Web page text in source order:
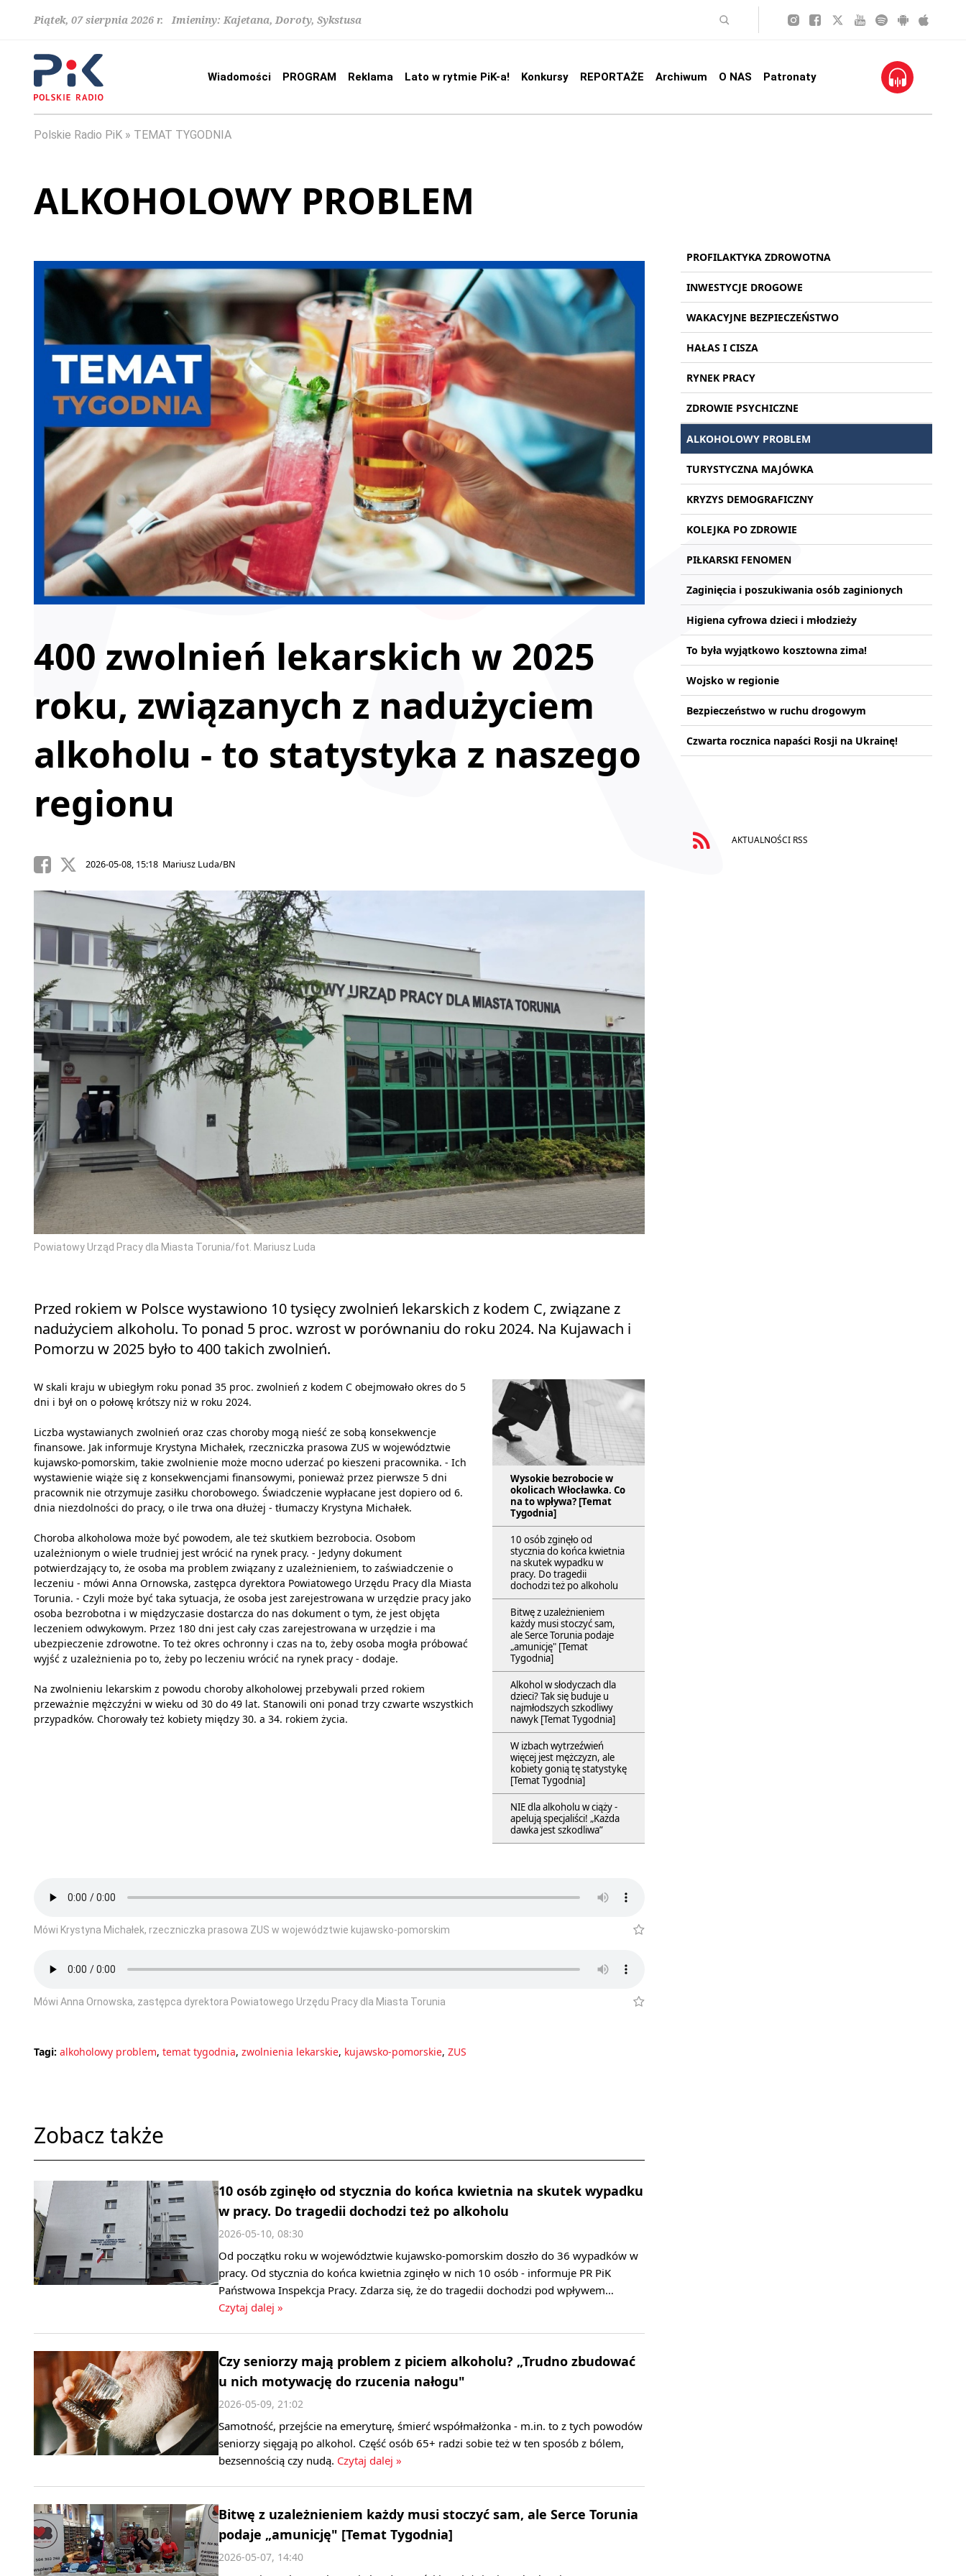
Piątek, 07 sierpnia 2026 r. Imieniny: Kajetana, Doroty, Sykstusa
Wiadomości PROGRAM Reklama Lato w rytmie PiK-a! Konkursy REPORTAŻE Archiwum O NAS Patronaty
Polskie Radio PiK TEMAT TYGODNIA
ALKOHOLOWY PROBLEM
400 zwolnień lekarskich w 2025
roku, związanych z nadużyciem
alkoholu - to statystyka z naszego
regionu
2026-05-08, 15:18 Mariusz Luda/BN
Powiatowy Urząd Pracy dla Miasta Torunia/fot. Mariusz Luda
Przed rokiem w Polsce wystawiono 10 tysięcy zwolnień lekarskich z kodem C, związane z
nadużyciem alkoholu. To ponad 5 proc. wzrost w porównaniu do roku 2024. Na Kujawach i
Pomorzu w 2025 było to 400 takich zwolnień.
Wysokie bezrobocie w
okolicach Włocławka. Co
na to wpływa? [Temat
Tygodnia]
10 osób zginęło od
stycznia do końca kwietnia
na skutek wypadku w
pracy. Do tragedii
dochodzi też po alkoholu
Bitwę z uzależnieniem
każdy musi stoczyć sam,
ale Serce Torunia podaje
„amunicję" [Temat
Tygodnia]
Alkohol w słodyczach dla
dzieci? Tak się buduje u
najmłodszych szkodliwy
nawyk [Temat Tygodnia]
W izbach wytrzeźwień
więcej jest mężczyzn, ale
kobiety gonią tę statystykę
[Temat Tygodnia]
NIE dla alkoholu w ciąży -
apelują specjaliści! „Każda
dawka jest szkodliwa”
W skali kraju w ubiegłym roku ponad 35 proc. zwolnień z kodem C obejmowało okres do 5
dni i był on o połowę krótszy niż w roku 2024.
Liczba wystawianych zwolnień oraz czas choroby mogą nieść ze sobą konsekwencje
finansowe. Jak informuje Krystyna Michałek, rzeczniczka prasowa ZUS w województwie
kujawsko-pomorskim, takie zwolnienie może mocno uderzać po kieszeni pracownika. - Ich
wystawienie wiąże się z konsekwencjami finansowymi, ponieważ przez pierwsze 5 dni
pracownik nie otrzymuje zasiłku chorobowego. Świadczenie wypłacane jest dopiero od 6.
dnia niezdolności do pracy, o ile trwa ona dłużej - tłumaczy Krystyna Michałek.
Choroba alkoholowa może być powodem, ale też skutkiem bezrobocia. Osobom
uzależnionym o wiele trudniej jest wrócić na rynek pracy. - Jedyny dokument
potwierdzający to, że osoba ma problem związany z uzależnieniem, to zaświadczenie o
leczeniu - mówi Anna Ornowska, zastępca dyrektora Powiatowego Urzędu Pracy dla Miasta
Torunia. - Czyli może być taka sytuacja, że osoba jest zarejestrowana w urzędzie pracy jako
osoba bezrobotna i w międzyczasie dostarcza do nas dokument o tym, że jest objęta
leczeniem odwykowym. Przez 180 dni jest cały czas zarejestrowana w urzędzie i ma
ubezpieczenie zdrowotne. To też okres ochronny i czas na to, żeby osoba mogła próbować
wyjść z uzależnienia po to, żeby po leczeniu wrócić na rynek pracy - dodaje.
Na zwolnieniu lekarskim z powodu choroby alkoholowej przebywali przed rokiem
przeważnie mężczyźni w wieku od 30 do 49 lat. Stanowili oni ponad trzy czwarte wszystkich
przypadków. Chorowały też kobiety między 30. a 34. rokiem życia.
Mówi Krystyna Michałek, rzeczniczka prasowa ZUS w województwie kujawsko-pomorskim
Mówi Anna Ornowska, zastępca dyrektora Powiatowego Urzędu Pracy dla Miasta Torunia
Tagi: alkoholowy problem, temat tygodnia, zwolnienia lekarskie, kujawsko-pomorskie, ZUS
Zobacz także
10 osób zginęło od stycznia do końca kwietnia na skutek wypadku
w pracy. Do tragedii dochodzi też po alkoholu
2026-05-10, 08:30
Od początku roku w województwie kujawsko-pomorskim doszło do 36 wypadków w
pracy. Od stycznia do końca kwietnia zginęło w nich 10 osób - informuje PR PiK
Państwowa Inspekcja Pracy. Zdarza się, że do tragedii dochodzi pod wpływem…
Czytaj dalej »
Czy seniorzy mają problem z piciem alkoholu? „Trudno zbudować
u nich motywację do rzucenia nałogu"
2026-05-09, 21:02
Samotność, przejście na emeryturę, śmierć współmałżonka - m.in. to z tych powodów
seniorzy sięgają po alkohol. Część osób 65+ radzi sobie też w ten sposób z bólem,
bezsennością czy nudą. Czytaj dalej »
Bitwę z uzależnieniem każdy musi stoczyć sam, ale Serce Torunia
podaje „amunicję" [Temat Tygodnia]
2026-05-07, 14:40
PROFILAKTYKA ZDROWOTNA
INWESTYCJE DROGOWE
WAKACYJNE BEZPIECZEŃSTWO
HAŁAS I CISZA
RYNEK PRACY
ZDROWIE PSYCHICZNE
ALKOHOLOWY PROBLEM
TURYSTYCZNA MAJÓWKA
KRYZYS DEMOGRAFICZNY
KOLEJKA PO ZDROWIE
PIŁKARSKI FENOMEN
Zaginięcia i poszukiwania osób zaginionych
Higiena cyfrowa dzieci i młodzieży
To była wyjątkowo kosztowna zima!
Wojsko w regionie
Bezpieczeństwo w ruchu drogowym
Czwarta rocznica napaści Rosji na Ukrainę!
AKTUALNOŚCI RSS